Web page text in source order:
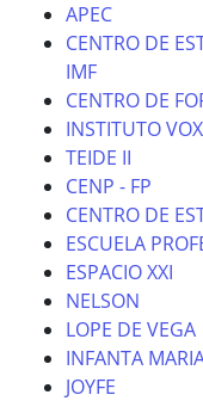
APEC
CENTRO DE
IMF
CENTRO DE
INSTITUTO VOX
TEIDE II
CENP - FP
CENTRO DE
ESCUELA
ESPACIO XXI
NELSON
LOPE DE VEGA
INFANTA
JOYFE